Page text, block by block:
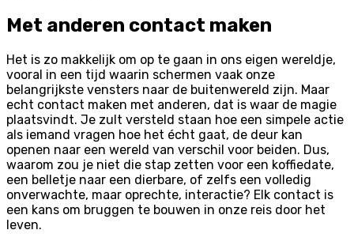
Met anderen contact maken
Het is zo makkelijk om op te gaan in ons eigen wereldje,
vooral in een tijd waarin schermen vaak onze
belangrijkste vensters naar de buitenwereld zijn. Maar
echt contact maken met anderen, dat is waar de magie
plaatsvindt. Je zult versteld staan hoe een simpele actie
als iemand vragen hoe het écht gaat, de deur kan
openen naar een wereld van verschil voor beiden. Dus,
waarom zou je niet die stap zetten voor een koffiedate,
een belletje naar een dierbare, of zelfs een volledig
onverwachte, maar oprechte, interactie? Elk contact is
een kans om bruggen te bouwen in onze reis door het
leven.